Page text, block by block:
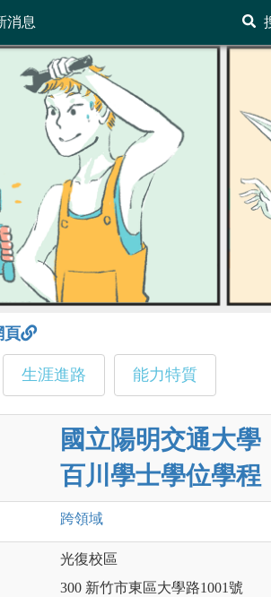
消息
頁
生涯進路 能力特質
國立陽明交通大學
百川學士學位學程
跨領域
光復校區
300 新竹市東區大學路1001號